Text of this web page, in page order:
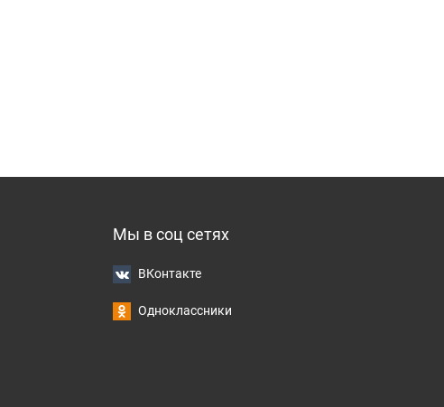
Мы в соц сетях
ВКонтакте
Одноклассники